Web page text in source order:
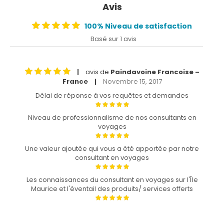
Avis
100% Niveau de satisfaction
Basé sur 1 avis
| avis de Paindavoine Francoise –
France
|
Novembre 15, 2017
Délai de réponse à vos requêtes et demandes
Niveau de professionnalisme de nos consultants en
voyages
Une valeur ajoutée qui vous a été apportée par notre
consultant en voyages
Les connaissances du consultant en voyages sur l'Île
Maurice et l'éventail des produits/ services offerts